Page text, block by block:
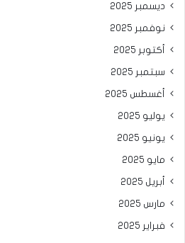
ديسمبر 2025
نوفمبر 2025
أكتوبر 2025
سبتمبر 2025
أغسطس 2025
يوليو 2025
يونيو 2025
مايو 2025
أبريل 2025
مارس 2025
فبراير 2025